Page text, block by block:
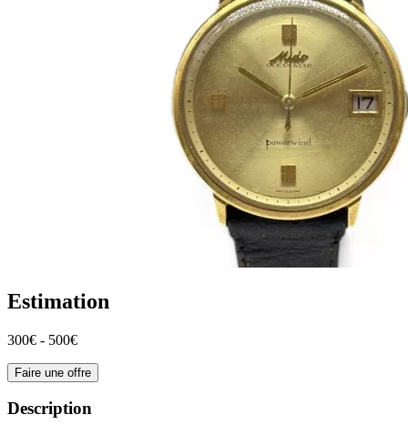
Estimation
300€ - 500€
Faire une offre
Description